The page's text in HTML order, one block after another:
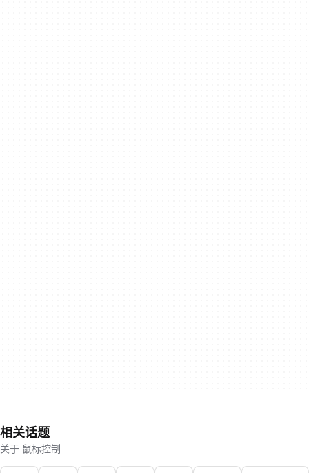
相关话题
关于 鼠标控制